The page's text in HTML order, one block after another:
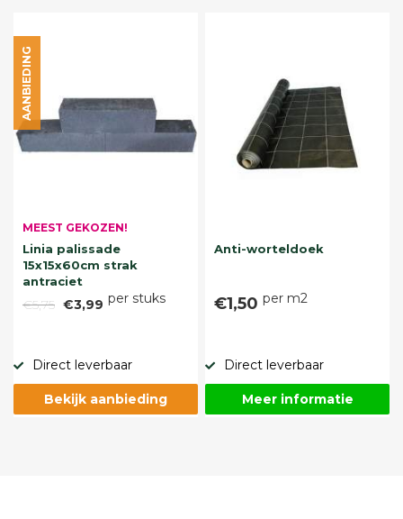
MEEST GEKOZEN!
Linia palissade
15x15x60cm strak
antraciet
€5,75 €3,99 per stuks
AANBIEDING
Direct leverbaar
Bekijk aanbieding
Anti-worteldoek
€1,50 per m2
Direct leverbaar
Meer informatie